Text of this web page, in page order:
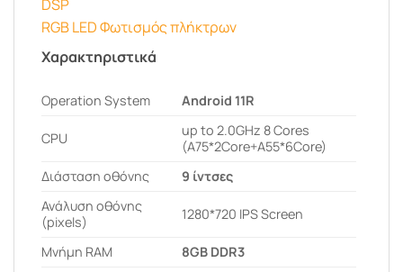
DSP
RGB LED Φωτισμός πλήκτρων
Χαρακτηριστικά
Operation System Android 11R
CPU
up to 2.0GHz 8 Cores
(A75*2Core+A55*6Core)
Διάσταση οθόνης
9 ίντσες
Ανάλυση οθόνης
(pixels)
1280*720 IPS Screen
Μνήμη RAM
8GB DDR3